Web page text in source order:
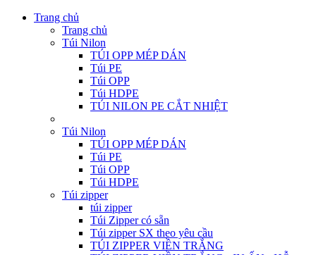
Trang chủ
Trang chủ
Túi Nilon
TÚI OPP MÉP DÁN
Túi PE
Túi OPP
Túi HDPE
TÚI NILON PE CẮT NHIỆT
Túi Nilon
TÚI OPP MÉP DÁN
Túi PE
Túi OPP
Túi HDPE
Túi zipper
túi zipper
Túi Zipper có sẵn
Túi zipper SX theo yêu cầu
TÚI ZIPPER VIỀN TRẮNG